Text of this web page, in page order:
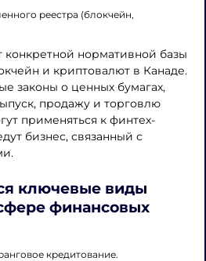
реестра (блокчейн,
конкретной нормативной базы
и криптовалют в Канаде.
законы о ценных бумагах,
продажу и торговлю
применяться к финтех-
бизнес, связанный с
ключевые виды
финансовых
кредитование.